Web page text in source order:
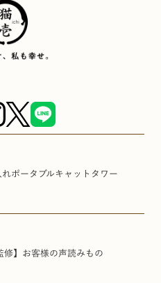
れポータブル キャットタワー
】 お客様の声読みもの